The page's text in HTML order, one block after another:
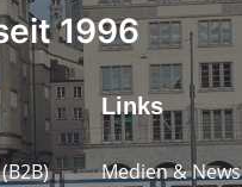
1996
Links
Medien & News